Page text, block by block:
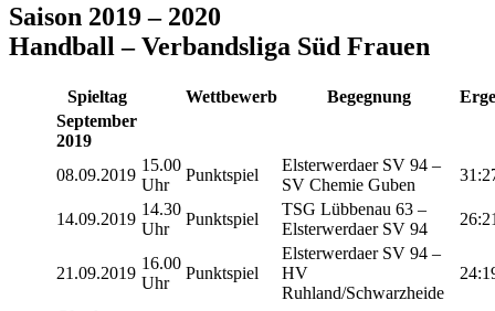
Saison 2019 – 2020
Handball – Verbandsliga Süd Frauen
Spieltag Wettbewerb Begegnung
September
2019
08.09.2019
15.00
Uhr
Punktspiel
Elsterwerdaer SV 94 –
SV Chemie Guben
14.09.2019
14.30
Uhr
Punktspiel
TSG Lübbenau 63 –
Elsterwerdaer SV 94
21.09.2019
16.00
Uhr
Punktspiel
Elsterwerdaer SV 94 –
HV
Ruhland/Schwarzheide